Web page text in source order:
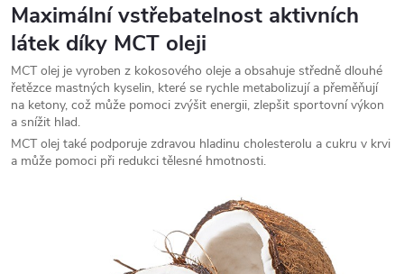
Maximální vstřebatelnost aktivních
látek díky MCT oleji
MCT olej je vyroben z kokosového oleje a obsahuje středně dlouhé
řetězce mastných kyselin, které se rychle metabolizují a přeměňují
na ketony, což může pomoci zvýšit energii, zlepšit sportovní výkon
a snížit hlad.
MCT olej také podporuje zdravou hladinu cholesterolu a cukru v krvi
a může pomoci při redukci tělesné hmotnosti.